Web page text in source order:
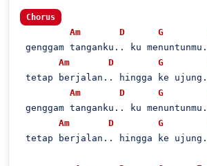
Chorus
Am D G
genggam tanganku.. ku
Am
D G
tetap berjalan.. hingga ke
Am
D G
genggam tanganku.. ku
Am
D G
tetap berjalan.. hingga ke